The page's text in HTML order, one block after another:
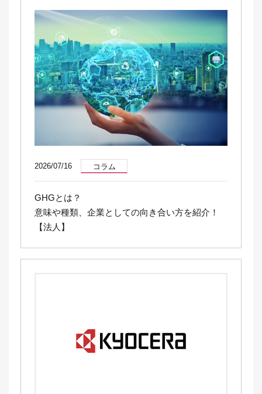
2026/07/16 コラム
GHGとは？
意味や種類、企業としての向き合い方を紹介！
【法人】